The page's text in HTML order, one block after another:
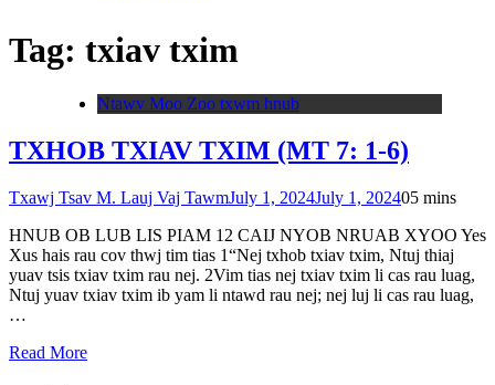
Tag: txiav txim
Ntawv Moo Zoo txwm hnub
TXHOB TXIAV TXIM (MT 7: 1-6)
Txawj Tsav M. Lauj Vaj TawmJuly 1, 2024July 1, 202405 mins
HNUB OB LUB LIS PIAM 12 CAIJ NYOB NRUAB XYOO Yes
Xus hais rau cov thwj tim tias 1“Nej txhob txiav txim, Ntuj thiaj
yuav tsis txiav txim rau nej. 2Vim tias nej txiav txim li cas rau luag,
Ntuj yuav txiav txim ib yam li ntawd rau nej; nej luj li cas rau luag,
…
Read More